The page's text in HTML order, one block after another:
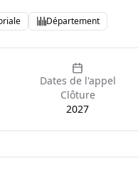
Département
Dates de l'appel
Clôture
2027